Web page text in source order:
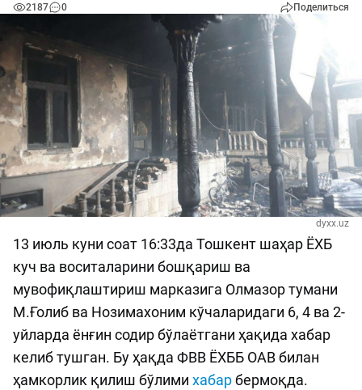
2187 0 Поделиться
dyxx.uz
13 июль куни соат 16:33да Тошкент шаҳар ЁХБ
куч ва воситаларини бошқариш ва
мувофиқлаштириш марказига Олмазор тумани
М.Ғолиб ва Нозимахоним кўчаларидаги 6, 4 ва 2-
уйларда ёнғин содир бўлаётгани ҳақида хабар
келиб тушган. Бу ҳақда ФВВ ЁХББ ОАВ билан
ҳамкорлик қилиш бўлими хабарбермоқда.